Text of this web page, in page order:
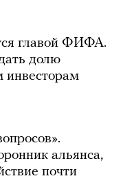
главой ФИФА.
долю
инвесторам
альянса,
почти